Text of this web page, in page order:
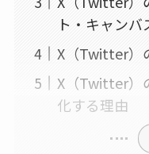
ト・キャンバ
X（Twitter）
X（Twitter）
化する理由